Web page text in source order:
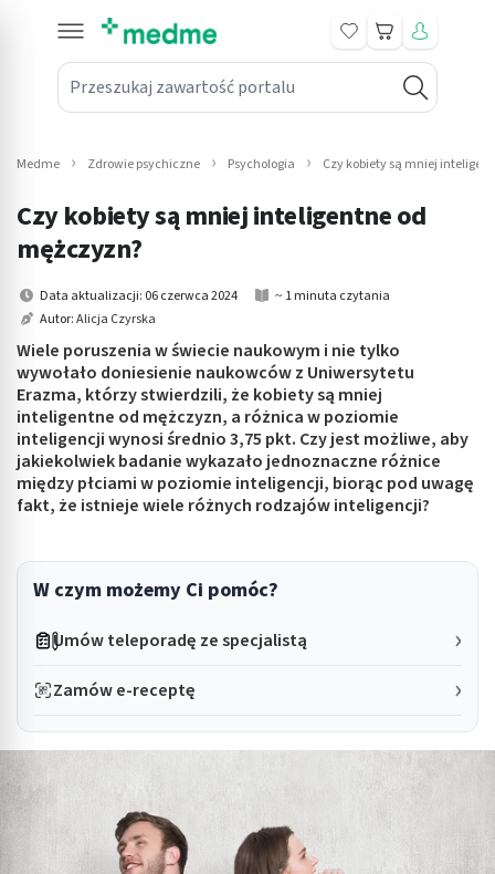
Przeszukaj zawartość portalu
Koszyk
submenu: Leki na receptę
submenu: Mama i dziecko
submenu: Kosmetyki
submenu: Higiena
submenu: Sprzęt medyczny
submenu: Intymne
submenu: Wellness
Medme Zdrowie psychiczne Psychologia Czy kobiety są mniej
Czy kobiety są mniej inteligentne od
mężczyzn?
Data aktualizacji: 06 czerwca 2024
~ 1 minuta czytania
Autor:Alicja Czyrska
Wiele poruszenia w świecie naukowym i nie tylko
wywołało doniesienie naukowców z Uniwersytetu
Erazma, którzy stwierdzili, że kobiety są mniej
inteligentne od mężczyzn, a różnica w poziomie
inteligencji wynosi średnio 3,75 pkt. Czy jest możliwe, aby
jakiekolwiek badanie wykazało jednoznaczne różnice
między płciami w poziomie inteligencji, biorąc pod uwagę
fakt, że istnieje wiele różnych rodzajów inteligencji?
W czym możemy Ci pomóc?
Umów teleporadę ze specjalistą
Zamów e-receptę